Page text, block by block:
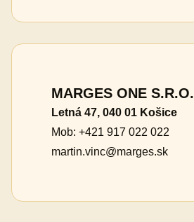
MARGES ONE S.R.O.
Letná 47, 040 01 Košice
Mob: +421 917 022 022
martin.vinc@marges.sk